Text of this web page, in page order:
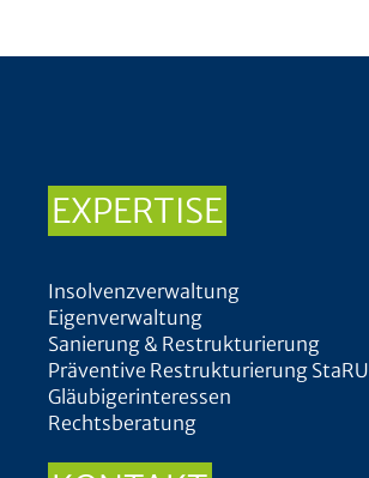
EXPERTISE
Insolvenzverwaltung
Eigenverwaltung
Sanierung & Restrukturierung
Präventive Restrukturierung
Gläubigerinteressen
Rechtsberatung